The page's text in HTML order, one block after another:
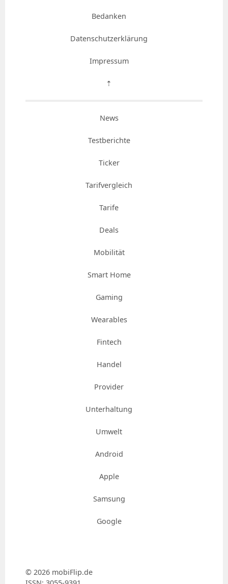
Bedanken
Datenschutzerklärung
Impressum
⇡
News
Testberichte
Ticker
Tarifvergleich
Tarife
Deals
Mobilität
Smart Home
Gaming
Wearables
Fintech
Handel
Provider
Unterhaltung
Umwelt
Android
Apple
Samsung
Google
© 2026 mobiFlip.de